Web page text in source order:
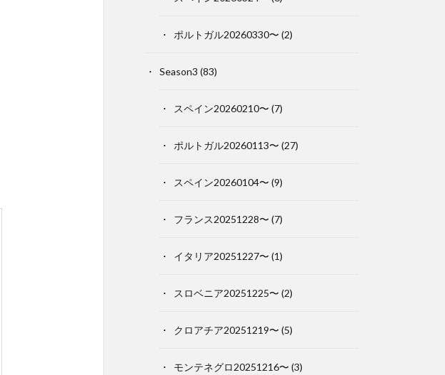
ポルトガル20260330〜 (2)
Season3 (83)
スペイン20260210〜 (7)
ポルトガル20260113〜 (27)
スペイン20260104〜 (9)
フランス20251228〜 (7)
イタリア20251227〜 (1)
スロベニア20251225〜 (2)
クロアチア20251219〜 (5)
モンテネグロ20251216〜 (3)